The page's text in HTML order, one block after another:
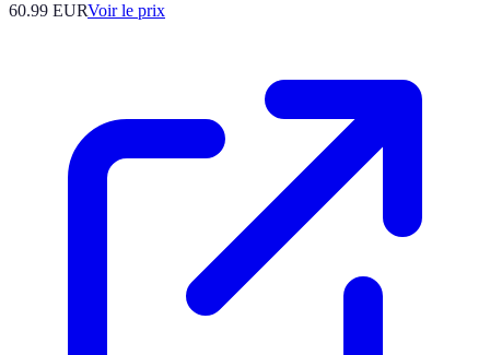
60.99 EURVoir le prix